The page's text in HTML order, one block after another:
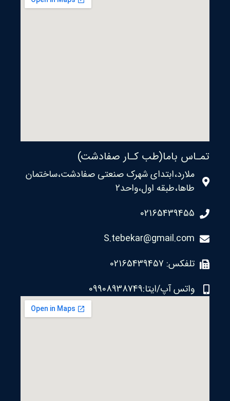
تمـاس باما(طب کـار صفادشت)
ملارد،ابتدای شهرک صنعتی صفادشت،ساختمان
طاها،طبقه اول،واحد2
02165439455
S.tebekar@gmail.com
تلفکس: 02165439457
واتس آپ/ایتا:09908938749